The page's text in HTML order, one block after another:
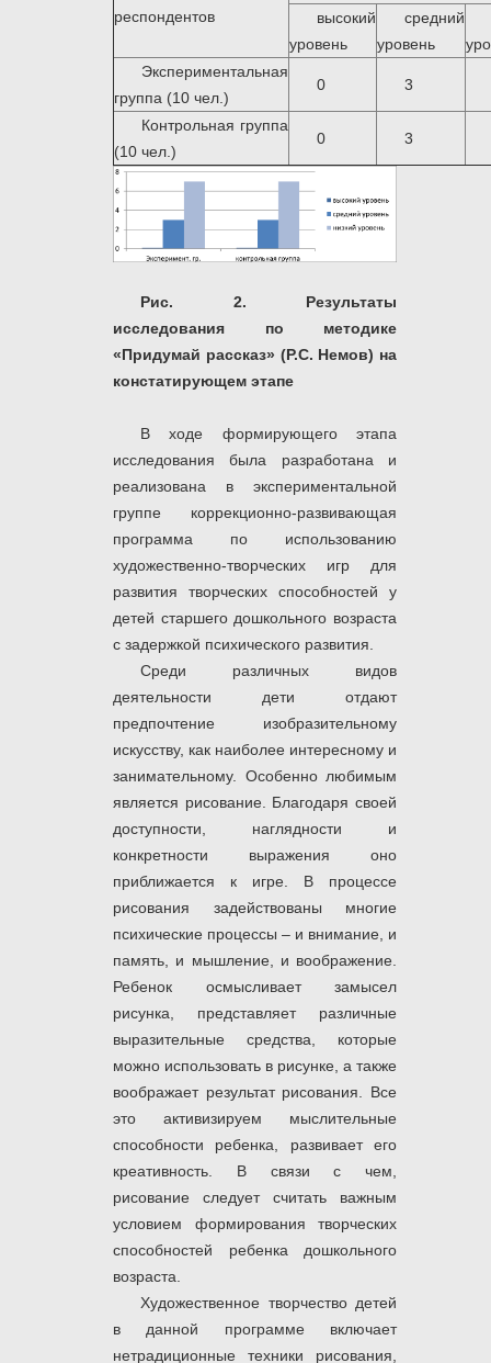
респондентов
высокий
уровень
средний
уровень
Экспериментальная
группа (10 чел.)
0 3
Контрольная группа
(10 чел.)
0 3
Рис. 2.
Результаты
исследования по методике
«Придумай рассказ» (Р.С. Немов) на
констатирующем этапе
В ходе формирующего этапа
исследования была разработана и
реализована в экспериментальной
группе коррекционно-развивающая
программа по использованию
художественно-творческих игр для
развития творческих способностей у
детей старшего дошкольного возраста
с задержкой психического развития.
Среди различных видов
деятельности дети отдают
предпочтение изобразительному
искусству, как наиболее интересному и
занимательному. Особенно любимым
является рисование. Благодаря своей
доступности, наглядности и
конкретности выражения оно
приближается к игре. В процессе
рисования задействованы многие
психические процессы – и внимание, и
память, и мышление, и воображение.
Ребенок осмысливает замысел
рисунка, представляет различные
выразительные средства, которые
можно использовать в рисунке, а также
воображает результат рисования. Все
это активизируем мыслительные
способности ребенка, развивает его
креативность. В связи с чем,
рисование следует считать важным
условием формирования творческих
способностей ребенка дошкольного
возраста.
Художественное творчество детей
в данной программе включает
нетрадиционные техники рисования,